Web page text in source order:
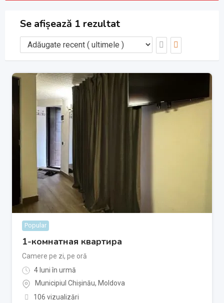
Se afișează 1 rezultat
Popular
1-комнатная квартира
Camere pe zi, pe oră
4 luni în urmă
Municipiul Chișinău, Moldova
106 vizualizări